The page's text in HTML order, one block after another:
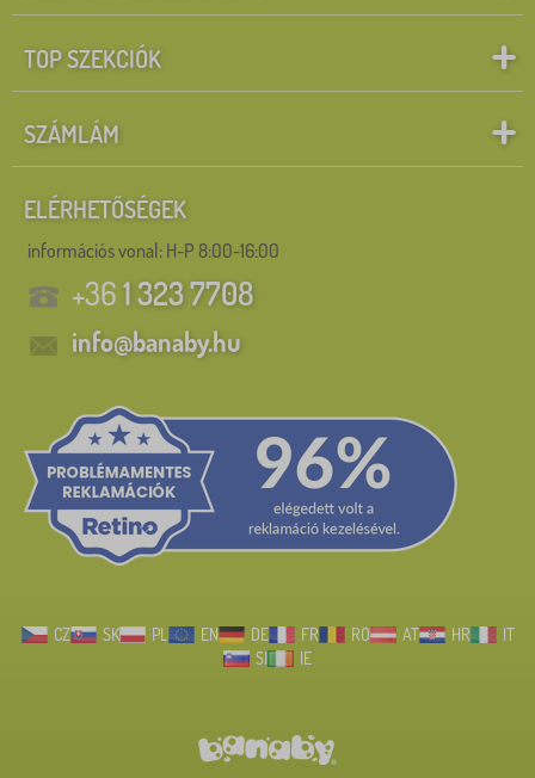
TOP SZEKCIÓK
SZÁMLÁM
ELÉRHETŐSÉGEK
információs vonal: H-P 8:00-16:00
+361 323 7708
info@banaby.hu
CZ SK PL EN DE FR RO AT HR
IT
SI
IE